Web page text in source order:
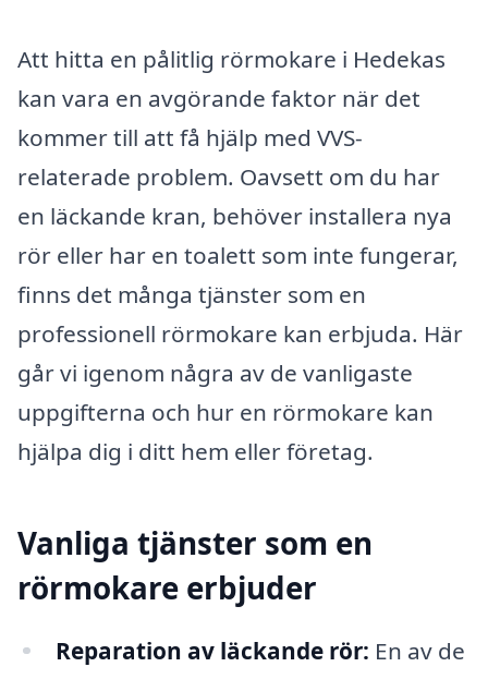
Att hitta en pålitlig rörmokare i Hedekas
kan vara en avgörande faktor när det
kommer till att få hjälp med VVS-
relaterade problem. Oavsett om du har
en läckande kran, behöver installera nya
rör eller har en toalett som inte fungerar,
finns det många tjänster som en
professionell rörmokare kan erbjuda. Här
går vi igenom några av de vanligaste
uppgifterna och hur en rörmokare kan
hjälpa dig i ditt hem eller företag.
Vanliga tjänster som en
rörmokare erbjuder
Reparation av läckande rör: En av de